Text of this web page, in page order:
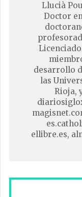
Llucià
Doctor
desarrollo
las
Rioja,
ellibre.es,